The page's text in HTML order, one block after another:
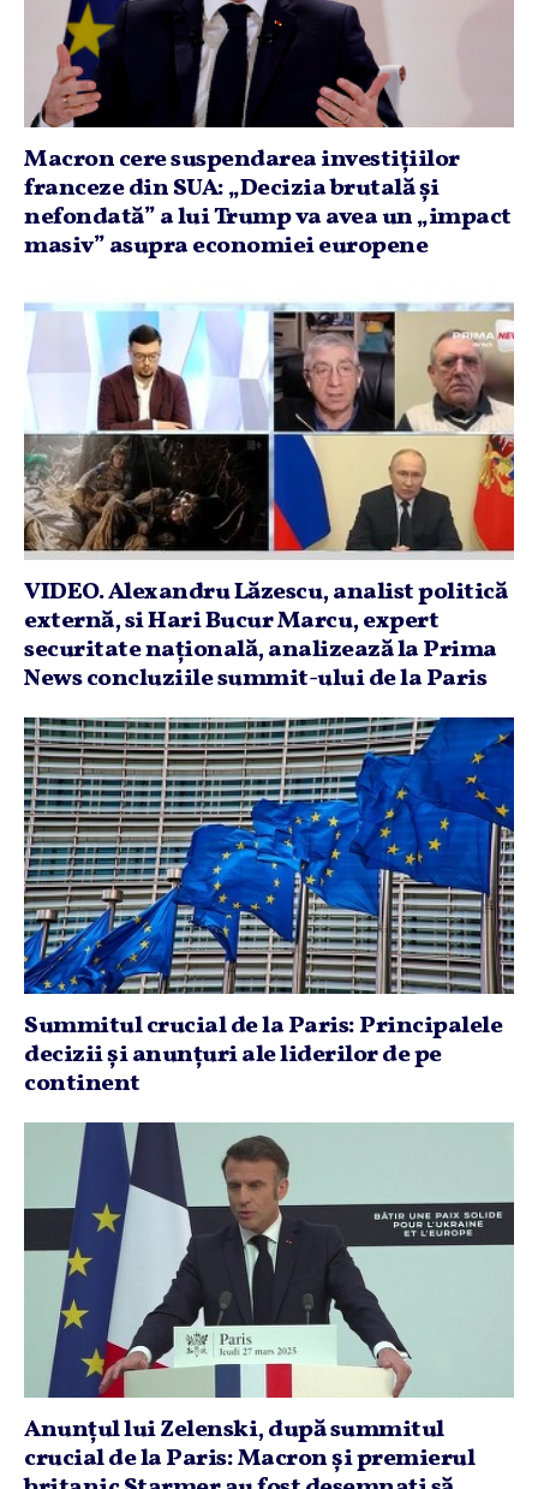
Macron cere suspendarea investiţiilor
franceze din SUA: „Decizia brutală şi
nefondată” a lui Trump va avea un „impact
masiv” asupra economiei europene
VIDEO. Alexandru Lăzescu, analist politică
externă, si Hari Bucur Marcu, expert
securitate naţională, analizează la Prima
News concluziile summit-ului de la Paris
Summitul crucial de la Paris: Principalele
decizii şi anunţuri ale liderilor de pe
continent
Anunţul lui Zelenski, după summitul
crucial de la Paris: Macron şi premierul